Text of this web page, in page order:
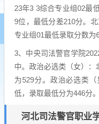
23年3 3综合专业组02最
9位，最低分差210分。
专业组01最低录取分数为
3、中央司法警官学院
中。政治必选类（女）：
为529分。政治必选类
低，录取最低分为446分。
河北司法警官职业